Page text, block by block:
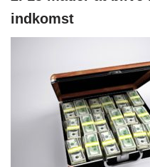
indkomst